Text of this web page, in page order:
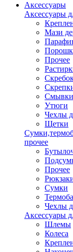
Аксессуары
Аксессуары
Мази
Прочее
Смывки
Утюги
Чехлы
Щетки
прочее
Прочее
Сумки
Чехлы
Аксессуары
Шлемы
Колеса